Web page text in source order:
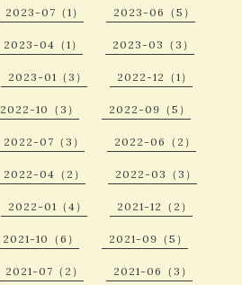
2023-07（1） 2023-06（5）
2023-04（1） 2023-03（3）
2023-01（3） 2022-12（1）
2022-10（3） 2022-09（5）
2022-07（3） 2022-06（2）
2022-04（2） 2022-03（3）
2022-01（4） 2021-12（2）
2021-10（6） 2021-09（5）
2021-07（2） 2021-06（3）